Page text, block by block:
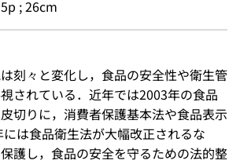
; 26cm
刻々と変化し，食品の安全性や衛生管
されている．近年では2003年の食品
切りに，消費者保護基本法や食品表示
は食品衛生法が大幅改正されるな
護し，食品の安全を守るための法的整